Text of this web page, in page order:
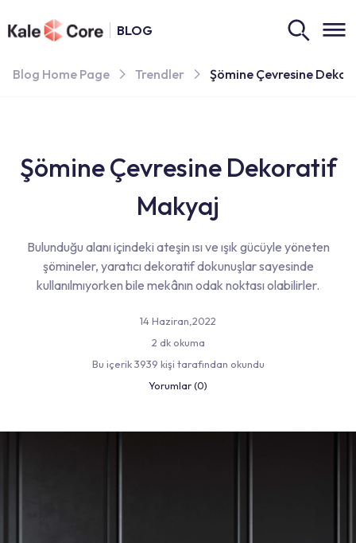
BLOG
Blog Home Page Trendler Şömine Çevresine
Şömine Çevresine Dekoratif
Makyaj
Bulunduğu alanı içindeki ateşin ısı ve ışık gücüyle yöneten
şömineler, yaratıcı dekoratif dokunuşlar sayesinde
kullanılmıyorken bile mekânın odak noktası olabilirler.
14 Haziran,2022
2 dk okuma
Bu içerik 3939 kişi tarafından okundu
Yorumlar (0)